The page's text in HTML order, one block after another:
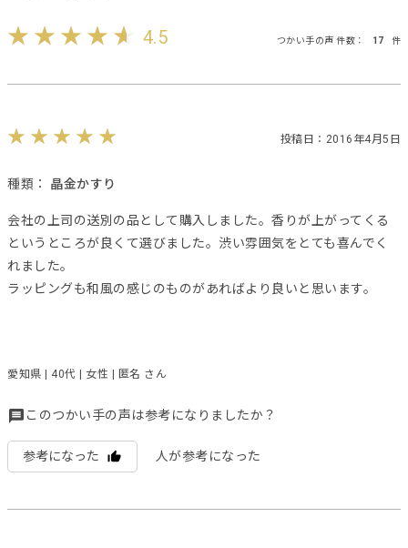
4.5 つかい手の声 件数： 17 件
投稿日：2016年4月5日
種類： 晶金かすり
会社の上司の送別の品として購入しました。香りが上がってくる
というところが良くて選びました。渋い雰囲気をとても喜んでく
れました。
ラッピングも和風の感じのものがあればより良いと思います。
愛知県 | 40代 | 女性 | 匿名 さん
このつかい手の声は参考になりましたか？
参考になった 人が参考になった